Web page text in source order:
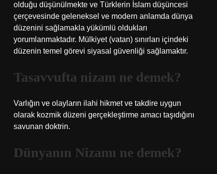
olduğu düşünülmekte ve Türklerin İslam düşüncesi
çerçevesinde geleneksel ve modern anlamda dünya
düzenini sağlamakla yükümlü oldukları
yorumlanmaktadır. Mülkiyet (vatan) sınırları içindeki
düzenin temel görevi siyasal güvenliği sağlamaktır.
Tasavvufta nizam ne demek?
Varlığın ve olayların ilahi hikmet ve takdire uygun
olarak kozmik düzeni gerçekleştirme amacı taşıdığını
savunan doktrin.
Dünyanın Nizamı ne demek?